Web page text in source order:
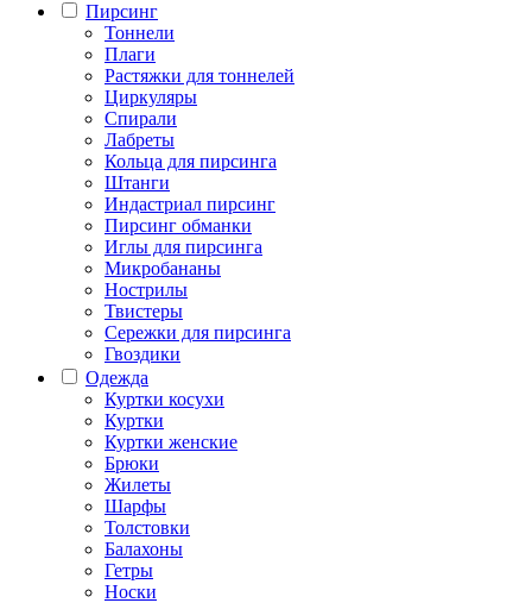
Пирсинг
Тоннели
Плаги
Растяжки для тоннелей
Циркуляры
Спирали
Лабреты
Кольца для пирсинга
Штанги
Индастриал пирсинг
Пирсинг обманки
Иглы для пирсинга
Микробананы
Нострилы
Твистеры
Сережки для пирсинга
Гвоздики
Одежда
Куртки косухи
Куртки
Куртки женские
Брюки
Жилеты
Шарфы
Толстовки
Балахоны
Гетры
Носки